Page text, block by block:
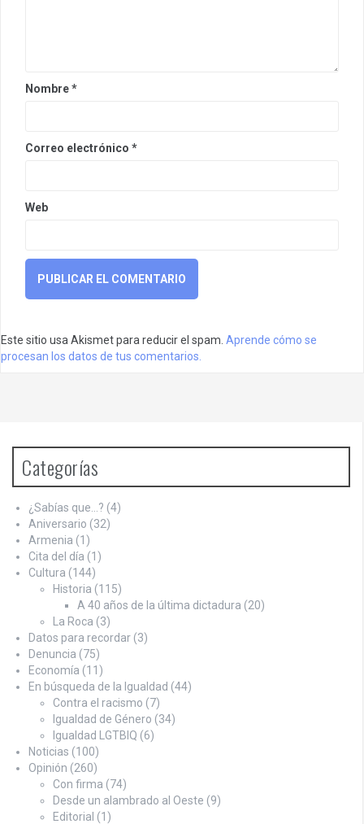
Nombre*
Correo electrónico *
Web
Este sitio usa Akismet para reducir el spam. Aprende cómo se
procesan los datos de tus comentarios.
Categorías
¿Sabías que…? (4)
Aniversario (32)
Armenia (1)
Cita del día (1)
Cultura (144)
Historia (115)
A 40 años de la última dictadura (20)
La Roca (3)
Datos para recordar (3)
Denuncia (75)
Economía (11)
En búsqueda de la Igualdad (44)
Contra el racismo (7)
Igualdad de Género (34)
Igualdad LGTBIQ (6)
Noticias (100)
Opinión (260)
Con firma (74)
Desde un alambrado al Oeste (9)
Editorial (1)